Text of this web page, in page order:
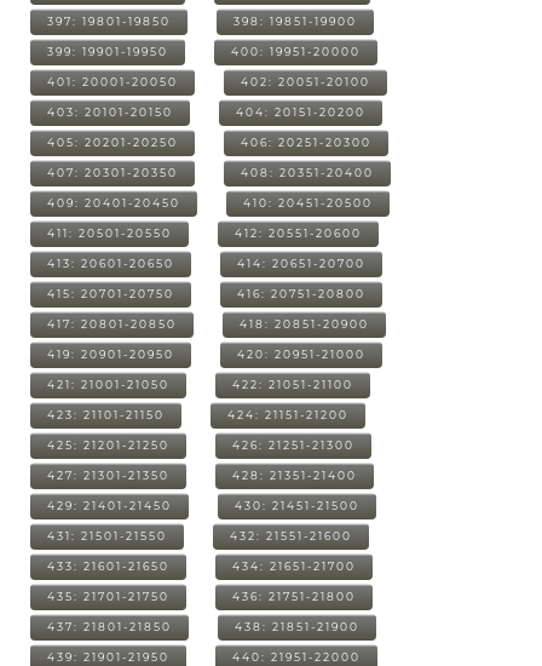
397: 19801-19850 398: 19851-19900
399: 19901-19950 400: 19951-20000
401: 20001-20050 402: 20051-20100
403: 20101-20150 404: 20151-20200
405: 20201-20250 406: 20251-20300
407: 20301-20350 408: 20351-20400
409: 20401-20450 410: 20451-20500
411: 20501-20550 412: 20551-20600
413: 20601-20650 414: 20651-20700
415: 20701-20750 416: 20751-20800
417: 20801-20850 418: 20851-20900
419: 20901-20950 420: 20951-21000
421: 21001-21050 422: 21051-21100
423: 21101-21150 424: 21151-21200
425: 21201-21250 426: 21251-21300
427: 21301-21350 428: 21351-21400
429: 21401-21450 430: 21451-21500
431: 21501-21550 432: 21551-21600
433: 21601-21650 434: 21651-21700
435: 21701-21750 436: 21751-21800
437: 21801-21850 438: 21851-21900
439: 21901-21950 440: 21951-22000